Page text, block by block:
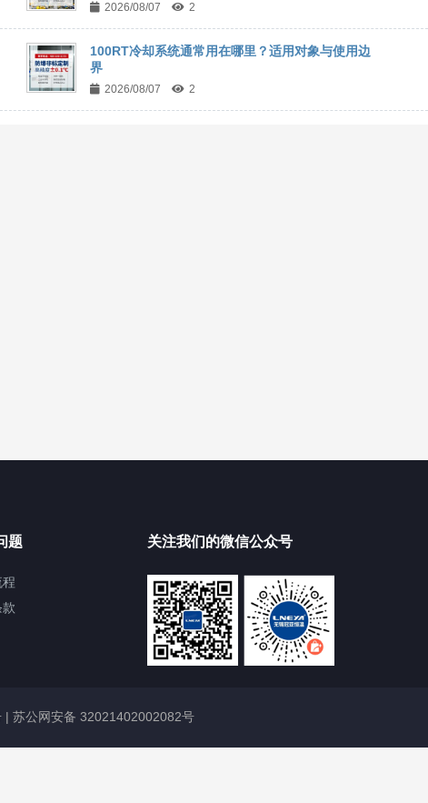
2026/08/07 2
100RT冷却系统通常用在哪里？适用对象与使用边
界
2026/08/07 2
题
款
关注我们的微信公众号
| 苏公网安备 32021402002082号